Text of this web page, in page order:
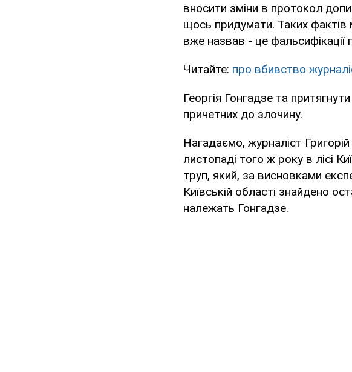
вносити зміни в протокол
щось придумати. Таких фактів
вже назвав - це фальсифікації
Читайте: про вбивство
Георгія Гонгадзе та
причетних до злочину.
Нагадаємо, журналіст
листопаді того ж року в лісі
труп, який, за висновками
Київській області знайдено
належать Гонгадзе.